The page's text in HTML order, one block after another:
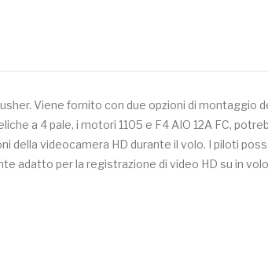
Viene fornito con due opzioni di montaggio
a 4 pale, i motori 1105 e F4 AIO 12A FC,
videocamera HD durante il volo. I piloti
adatto per la registrazione di video HD su in